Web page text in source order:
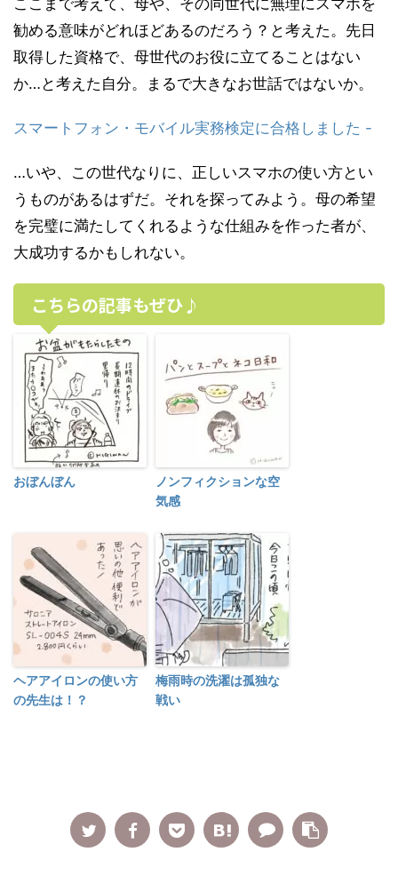
ここまで考えて、母や、その同世代に無理にスマホを
勧める意味がどれほどあるのだろう？と考えた。先日
取得した資格で、母世代のお役に立てることはない
か…と考えた自分。まるで大きなお世話ではないか。
スマートフォン・モバイル実務検定に合格しました -
…いや、この世代なりに、正しいスマホの使い方とい
うものがあるはずだ。それを探ってみよう。母の希望
を完璧に満たしてくれるような仕組みを作った者が、
大成功するかもしれない。
こちらの記事もぜひ♪
おぼんぼん
ノンフィクションな空
気感
ヘアアイロンの使い方
の先生は！？
梅雨時の洗濯は孤独な
戦い